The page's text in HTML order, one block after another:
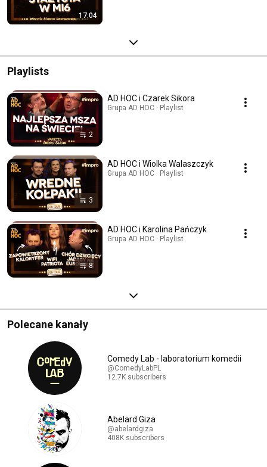
17:04
Playlists
2
AD HOC i Czarek Sikora
Grupa AD HOC · Playlist
3
AD HOC i Wiolka Walaszczyk
Grupa AD HOC · Playlist
8
AD HOC i Karolina Pańczyk
Grupa AD HOC · Playlist
Polecane kanały
Comedy Lab - laboratorium komedii
@ComedyLabPL
12.7K subscribers
Abelard Giza
@abelardgiza
408K subscribers